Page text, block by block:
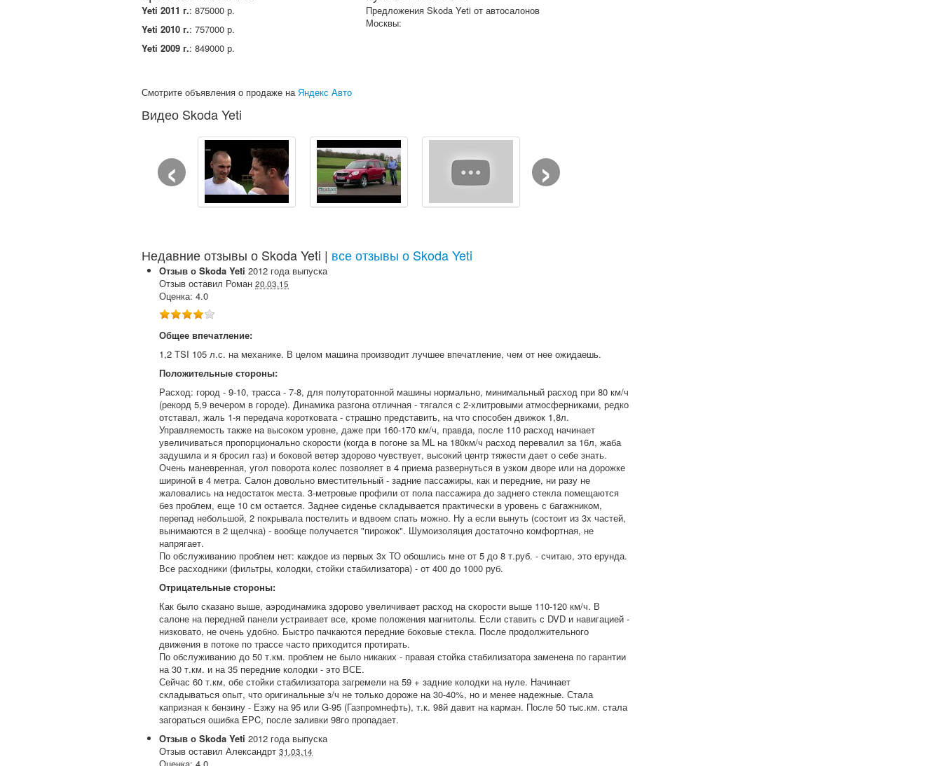
Yeti 2011 г.: 875000 р.
Yeti 2010 г.: 757000 р.
Yeti 2009 г.: 849000 р.
Смотрите объявления о продаже наЯндекс Авто
Предложения Skoda Yeti от автосалонов
Москвы:
Видео Skoda Yeti
‹ ›
Недавние отзывы о Skoda Yeti | все отзывы о Skoda Yeti
Отзыв о Skoda Yeti 2012 года выпуска
Отзыв оставил Роман 20.03.15
Оценка: 4.0
Общее впечатление:
1,2 TSI 105 л.с. на механике. В целом машина производит лучшее впечатление, чем от нее ожидаешь.
Положительные стороны:
Расход: город - 9-10, трасса - 7-8, для полуторатонной машины нормально, минимальный расход при 80 км/ч
(рекорд 5,9 вечером в городе). Динамика разгона отличная - тягался с 2-хлитровыми атмосферниками, редко
отставал, жаль 1-я передача коротковата - страшно представить, на что способен движок 1,8л.
Управляемость также на высоком уровне, даже при 160-170 км/ч, правда, после 110 расход начинает
увеличиваться пропорционально скорости (когда в погоне за ML на 180км/ч расход перевалил за 16л, жаба
задушила и я бросил газ) и боковой ветер здорово чувствует, высокий центр тяжести дает о себе знать.
Очень маневренная, угол поворота колес позволяет в 4 приема развернуться в узком дворе или на дорожке
шириной в 4 метра. Салон довольно вместительный - задние пассажиры, как и передние, ни разу не
жаловались на недостаток места. 3-метровые профили от пола пассажира до заднего стекла помещаются
без проблем, еще 10 см остается. Заднее сиденье складывается практически в уровень с багажником,
перепад небольшой, 2 покрывала постелить и вдвоем спать можно. Ну а если вынуть (состоит из 3х частей,
вынимаются в 2 щелчка) - вообще получается "пирожок". Шумоизоляция достаточно комфортная, не
напрягает.
По обслуживанию проблем нет: каждое из первых 3х ТО обошлись мне от 5 до 8 т.руб. - считаю, это ерунда.
Все расходники (фильтры, колодки, стойки стабилизатора) - от 400 до 1000 руб.
Отрицательные стороны:
Как было сказано выше, аэродинамика здорово увеличивает расход на скорости выше 110-120 км/ч. В
салоне на передней панели устраивает все, кроме положения магнитолы. Если ставить с DVD и навигацией -
низковато, не очень удобно. Быстро пачкаются передние боковые стекла. После продолжительного
движения в потоке по трассе часто приходится протирать.
По обслуживанию до 50 т.км. проблем не было никаких - правая стойка стабилизатора заменена по гарантии
на 30 т.км. и на 35 передние колодки - это ВСЕ.
Сейчас 60 т.км, обе стойки стабилизатора загремели на 59 + задние колодки на нуле. Начинает
складываться опыт, что оригинальные з/ч не только дороже на 30-40%, но и менее надежные. Стала
капризная к бензину - Езжу на 95 или G-95 (Газпромнефть), т.к. 98й давит на карман. После 50 тыс.км. стала
загораться ошибка EPC, после заливки 98го пропадает.
Отзыв о Skoda Yeti 2012 года выпуска
Отзыв оставил Александрт 31.03.14